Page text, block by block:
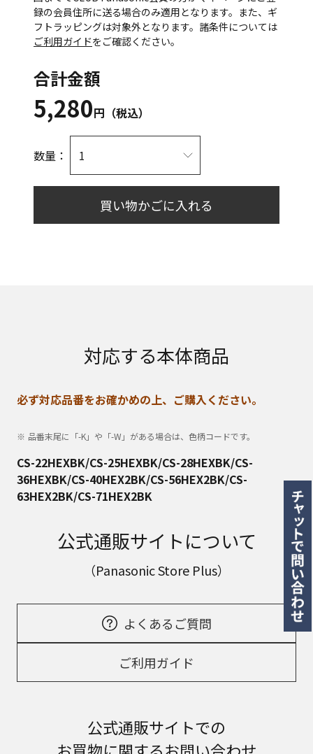
録の会員住所に送る場合のみ適用となります。また、ギ
フトラッピングは対象外となります。諸条件については
ご利用ガイドをご確認ください。
合計金額
5,280円（税込）
数量：
買い物かごに入れる
対応する本体商品
必ず対応品番をお確かめの上、ご購入ください。
品番末尾に「-K」や「-W」がある場合は、色柄コードです。
CS-22HEXBK/CS-25HEXBK/CS-28HEXBK/CS-
36HEXBK/CS-40HEX2BK/CS-56HEX2BK/CS-
63HEX2BK/CS-71HEX2BK
公式通販サイトについて
（Panasonic Store Plus）
よくあるご質問
ご利用ガイド
公式通販サイトでの